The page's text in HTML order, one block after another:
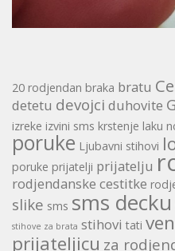
20 rodjendan braka bratu
detetu devojci duhovite
izreke izvini sms krstenje laku
poruke Ljubavni stihovi
poruke prijatelji prijatelju
rodjendanske cestitke
slike sms sms decku
stihove za brata stihovi tati
prijateljicu za